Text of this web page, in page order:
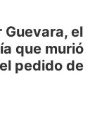
el
que murió
pedido de